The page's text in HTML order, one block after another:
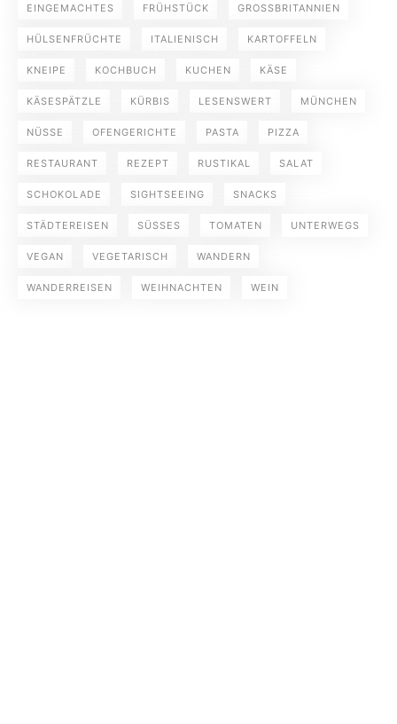
EINGEMACHTES FRÜHSTÜCK GROSSBRITANNIEN
HÜLSENFRÜCHTE ITALIENISCH KARTOFFELN
KNEIPE KOCHBUCH KUCHEN KÄSE
KÄSESPÄTZLE KÜRBIS LESENSWERT MÜNCHEN
NÜSSE OFENGERICHTE PASTA PIZZA
RESTAURANT REZEPT RUSTIKAL SALAT
SCHOKOLADE SIGHTSEEING SNACKS
STÄDTEREISEN SÜSSES TOMATEN UNTERWEGS
VEGAN VEGETARISCH WANDERN
WANDERREISEN WEIHNACHTEN WEIN